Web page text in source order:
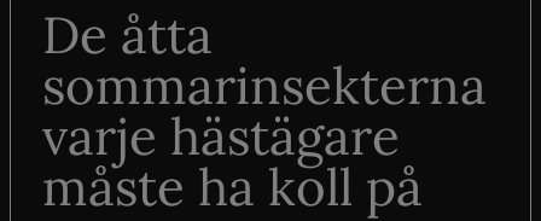
De åtta
sommarinsekterna
varje hästägare
måste ha koll på